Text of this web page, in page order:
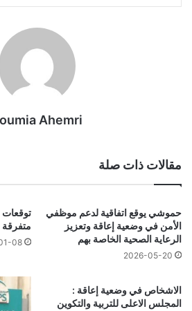
Ahemri
مقالات ذات صلة
حموشي يوقع اتفاقية لدعم موظفي
الأمن في وضعية إعاقة وتعزيز
الرعاية الصحية الخاصة بهم
2026-05-20
توقعات
08
الاشخاص في وضعية إعاقة :
المجلس الاعلى للتربية والتكوين